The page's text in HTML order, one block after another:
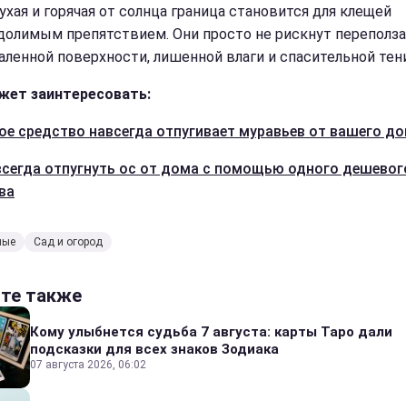
и горячая от солнца граница становится для клещей
препятствием. Они просто не рискнут
поверхности, лишенной влаги и спасительной
заинтересовать:
средство навсегда отпугивает муравьев от вашего
отпугнуть ос от дома с помощью одного
Сад и огород
также
Кому улыбнется судьба 7 августа: карты Таро дали
подсказки для всех знаков Зодиака
07 августа 2026, 06:02